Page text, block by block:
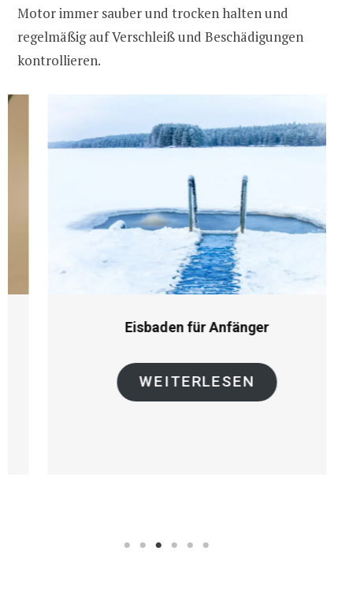
Motor immer sauber und trocken halten und
regelmäßig auf Verschleiß und Beschädigungen
kontrollieren.
Eisbaden für Anfänger
WEITERLESEN